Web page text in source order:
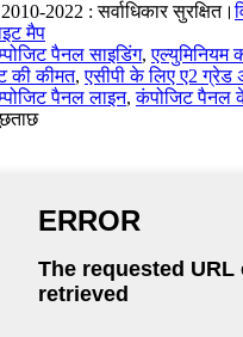
2022 : सर्वाधिकार सुरक्षित।
मैप
पैनल साइडिंग,एल्युमिनियम
की कीमत,एसीपी के लिए ए2 ग्रेड
पैनल लाइन,कंपोजिट पैनल